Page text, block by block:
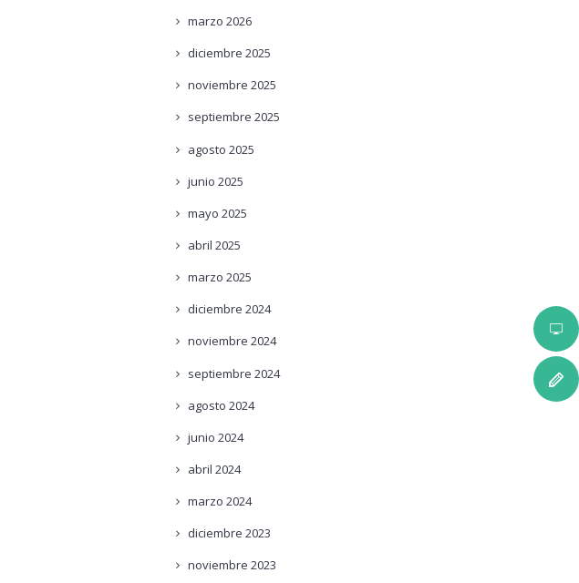
marzo 2026
diciembre 2025
noviembre 2025
septiembre 2025
agosto 2025
junio 2025
mayo 2025
abril 2025
marzo 2025
diciembre 2024
noviembre 2024
septiembre 2024
agosto 2024
junio 2024
abril 2024
marzo 2024
diciembre 2023
noviembre 2023